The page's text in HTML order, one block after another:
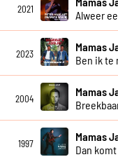
2021
Alweer
2023
Mamas
Ben ik te
2004
Mamas
1997
Mamas
Dan